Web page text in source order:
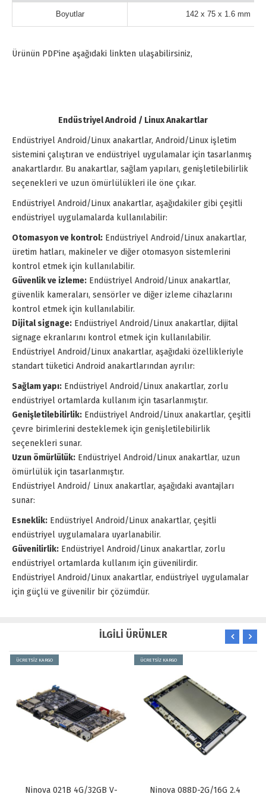
Boyutlar 142 x 75 x 1.6 mm
Ürünün PDF'ine aşağıdaki linkten ulaşabilirsiniz,
Endüstriyel Android / Linux Anakartlar
Endüstriyel Android/Linux anakartlar, Android/Linux işletim
sistemini çalıştıran ve endüstriyel uygulamalar için tasarlanmış
anakartlardır. Bu anakartlar, sağlam yapıları, genişletilebilirlik
seçenekleri ve uzun ömürlülükleri ile öne çıkar.
Endüstriyel Android/Linux anakartlar, aşağıdakiler gibi çeşitli
endüstriyel uygulamalarda kullanılabilir:
Otomasyon ve kontrol: Endüstriyel Android/Linux anakartlar,
üretim hatları, makineler ve diğer otomasyon sistemlerini
kontrol etmek için kullanılabilir.
Güvenlik ve izleme: Endüstriyel Android/Linux anakartlar,
güvenlik kameraları, sensörler ve diğer izleme cihazlarını
kontrol etmek için kullanılabilir.
Dijital signage: Endüstriyel Android/Linux anakartlar, dijital
signage ekranlarını kontrol etmek için kullanılabilir.
Endüstriyel Android/Linux anakartlar, aşağıdaki özellikleriyle
standart tüketici Android anakartlarından ayrılır:
Sağlam yapı: Endüstriyel Android/Linux anakartlar, zorlu
endüstriyel ortamlarda kullanım için tasarlanmıştır.
Genişletilebilirlik: Endüstriyel Android/Linux anakartlar, çeşitli
çevre birimlerini desteklemek için genişletilebilirlik
seçenekleri sunar.
Uzun ömürlülük: Endüstriyel Android/Linux anakartlar, uzun
ömürlülük için tasarlanmıştır.
Endüstriyel Android/ Linux anakartlar, aşağıdaki avantajları
sunar:
Esneklik: Endüstriyel Android/Linux anakartlar, çeşitli
endüstriyel uygulamalara uyarlanabilir.
Güvenilirlik: Endüstriyel Android/Linux anakartlar, zorlu
endüstriyel ortamlarda kullanım için güvenilirdir.
Endüstriyel Android/Linux anakartlar, endüstriyel uygulamalar
için güçlü ve güvenilir bir çözümdür.
İLGİLİ ÜRÜNLER
ÜCRETSİZ KARGO
Ninova 021B 4G/32GB V-
ÜCRETSİZ KARGO
Ninova 088D-2G/16G 2.4